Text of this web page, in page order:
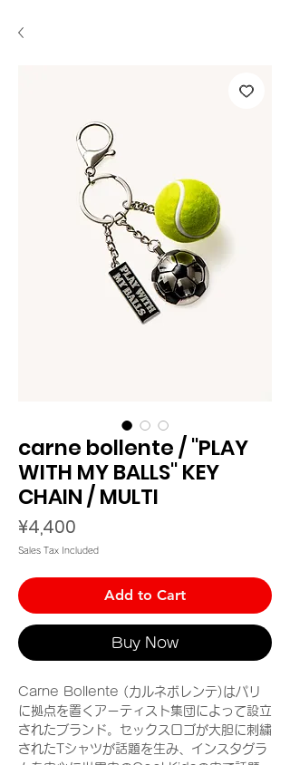
carne bollente / "PLAY
WITH MY BALLS" KEY
CHAIN / MULTI
¥4,400
Sales Tax Included
Add to Cart
Buy Now
Carne Bollente (カルネボレンテ)はパリ
に拠点を置くアーティスト集団によって設立
されたブランド。セックスロゴが大胆に刺繍
されたTシャツが話題を生み、インスタグラ